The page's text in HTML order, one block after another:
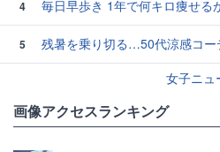
4 毎日早歩き 1年で何キロ痩せる
5
残暑を乗り切る…50代涼感コー
女子ニュ
画像アクセスランキング